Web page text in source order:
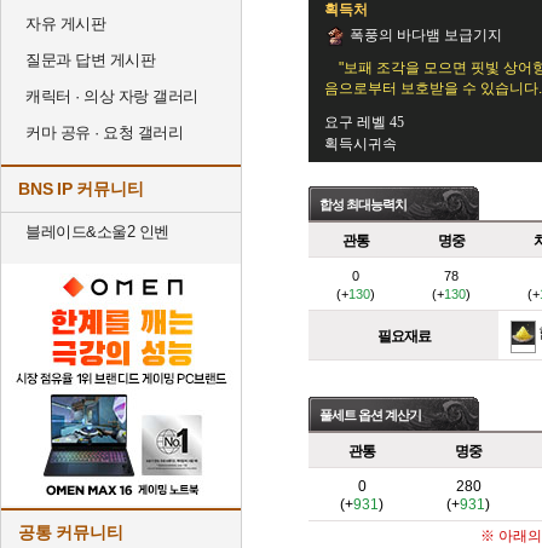
자유 게시판
질문과 답변 게시판
캐릭터 · 의상 자랑 갤러리
커마 공유 · 요청 갤러리
BNS IP 커뮤니티
블레이드&소울2 인벤
공통 커뮤니티
획득처
폭풍의 바다뱀 보급기지
"보패 조각을 모으면 핏빛 상어
음으로부터 보호받을 수 있습니다
요구 레벨 45
획득시귀속
합성 최대능력치
관통 명중
0
(+130)
78
(+130) (+
필요재료
풀세트 옵션 계산기
관통 명중
0
(+931)
280
(+931)
※ 아래의